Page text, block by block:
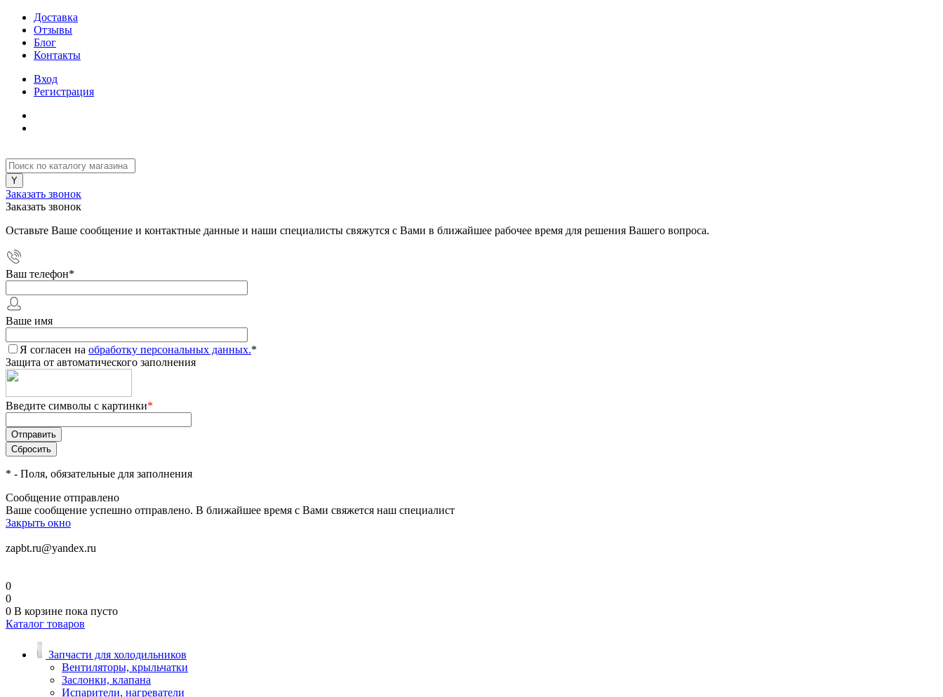
Доставка
Отзывы
Блог
Контакты
Вход
Регистрация
Заказать звонок
Заказать звонок
Оставьте Ваше сообщение и контактные данные и наши специалисты свяжутся с Вами в ближайшее рабочее время для решения Вашего вопроса.
Ваш телефон*
Ваше имя
Я согласен на обработку персональных данных.*
Защита от автоматического заполнения
Введите символы с картинки*
* - Поля, обязательные для заполнения
Сообщение отправлено
Ваше сообщение успешно отправлено. В ближайшее время с Вами свяжется наш специалист
Закрыть окно
zapbt.ru@yandex.ru
0
0
0 В корзине пока пусто
Каталог товаров
Запчасти для холодильников
Вентиляторы, крыльчатки
Заслонки, клапана
Испарители, нагреватели